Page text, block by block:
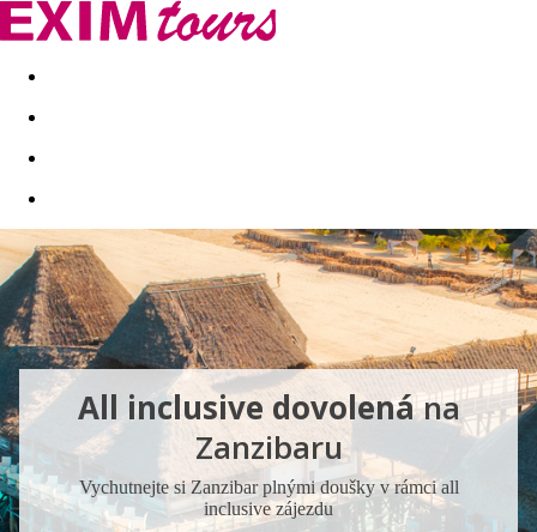
Akční nabídky Last minute
All inclusive dovolenána
Zanzibaru
Vychutnejte si Zanzibar plnými doušky v rámci all
inclusive zájezdu